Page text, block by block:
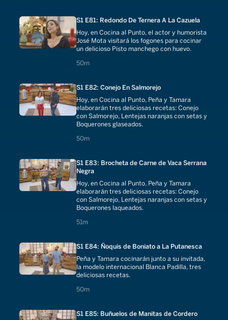
S1 E81: Redondo De Ternera A La Cazuela
Hoy, en Cocina al Punto, el actor y humorista
José Mota visitará los fogones para cocinar
un delicioso Pisto manchego con huevo.
50m
50 minutes
S1 E82: Conejo En Salmorejo
Hoy, en Cocina al Punto, Peña y Tamara
elaborarán tres deliciosas recetas: Conejo
con Salmorejo, Lentejas naranjas con setas y
Boquerones glaseados.
50m
50 minutes
S1 E83: Brocheta de Carne de Vaca Serrana
Negra
Hoy, en Cocina al Punto, Peña y Tamara
elaborarán tres deliciosas recetas: Conejo
con Salmorejo, Lentejas naranjas con setas y
Boquerones laqueados.
51m
51 minutes
S1 E84: Ñoquis de Boniato a La Putanesca
Peña y Tamara cocinarán junto a su invitada,
la modelo internacional Blanca Padilla, tres
deliciosas recetas.
50m
50 minutes
S1 E85: Buñuelos de Manitas de Cordero